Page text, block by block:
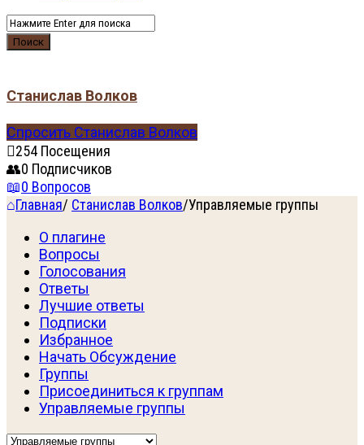
Станислав Волков
Спросить Станислав Волков
254 Посещения
0 Подписчиков
0 Вопросов
Главная/ Станислав Волков/Управляемые группы
О плагине
Вопросы
Голосования
Ответы
Лучшие ответы
Подписки
Избранное
Начать Обсуждение
Группы
Присоединиться к группам
Управляемые группы